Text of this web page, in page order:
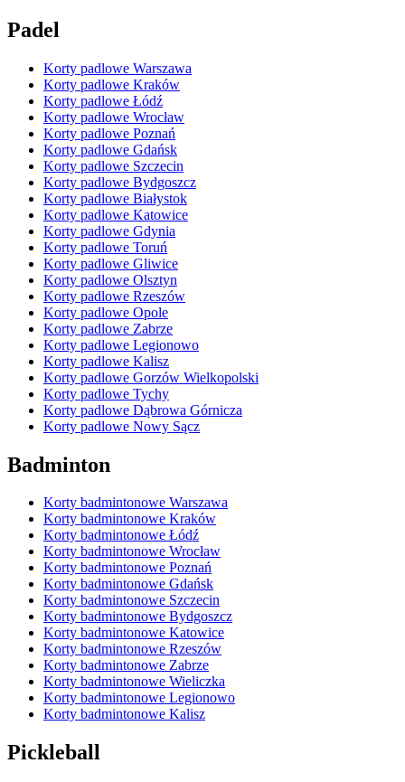
Padel
Korty padlowe Warszawa
Korty padlowe Kraków
Korty padlowe Łódź
Korty padlowe Wrocław
Korty padlowe Poznań
Korty padlowe Gdańsk
Korty padlowe Szczecin
Korty padlowe Bydgoszcz
Korty padlowe Białystok
Korty padlowe Katowice
Korty padlowe Gdynia
Korty padlowe Toruń
Korty padlowe Gliwice
Korty padlowe Olsztyn
Korty padlowe Rzeszów
Korty padlowe Opole
Korty padlowe Zabrze
Korty padlowe Legionowo
Korty padlowe Kalisz
Korty padlowe Gorzów Wielkopolski
Korty padlowe Tychy
Korty padlowe Dąbrowa Górnicza
Korty padlowe Nowy Sącz
Badminton
Korty badmintonowe Warszawa
Korty badmintonowe Kraków
Korty badmintonowe Łódź
Korty badmintonowe Wrocław
Korty badmintonowe Poznań
Korty badmintonowe Gdańsk
Korty badmintonowe Szczecin
Korty badmintonowe Bydgoszcz
Korty badmintonowe Katowice
Korty badmintonowe Rzeszów
Korty badmintonowe Zabrze
Korty badmintonowe Wieliczka
Korty badmintonowe Legionowo
Korty badmintonowe Kalisz
Pickleball